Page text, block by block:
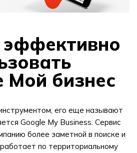
эффективно
Мой бизнес
его еще называют
Google My Business. Сервис
более заметной в поиске и
по территориальному